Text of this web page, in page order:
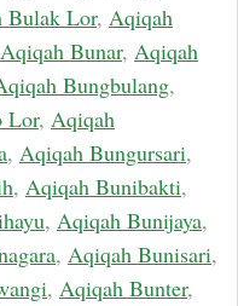
Bulak Lor, Aqiqah
Aqiqah Bunar, Aqiqah
Bungbulang,
Lor, Aqiqah
, Aqiqah Bungursari,
, Aqiqah Bunibakti,
, Aqiqah Bunijaya,
, Aqiqah Bunisari,
, Aqiqah Bunter,